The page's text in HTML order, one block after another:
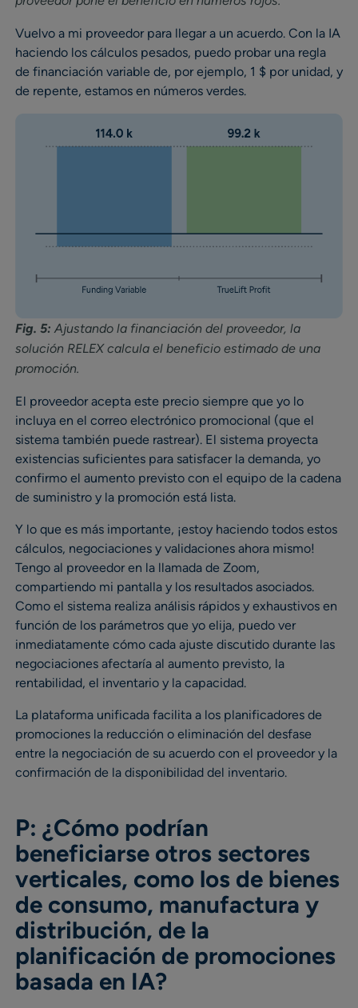
Vuelvo a mi proveedor para llegar a un acuerdo. Con la IA
haciendo los cálculos pesados, puedo probar una regla
de financiación variable de, por ejemplo, 1 $ por unidad, y
de repente, estamos en números verdes.
Fig. 5:Ajustando la financiación del proveedor, la
solución RELEX calcula el beneficio estimado de una
promoción.
El proveedor acepta este precio siempre que yo lo
incluya en el correo electrónico promocional (que el
sistema también puede rastrear). El sistema proyecta
existencias suficientes para satisfacer la demanda, yo
confirmo el aumento previsto con el equipo de la cadena
de suministro y la promoción está lista.
Y lo que es más importante, ¡estoy haciendo todos estos
cálculos, negociaciones y validaciones ahora mismo!
Tengo al proveedor en la llamada de Zoom,
compartiendo mi pantalla y los resultados asociados.
Como el sistema realiza análisis rápidos y exhaustivos en
función de los parámetros que yo elija, puedo ver
inmediatamente cómo cada ajuste discutido durante las
negociaciones afectaría al aumento previsto, la
rentabilidad, el inventario y la capacidad.
La plataforma unificada facilita a los planificadores de
promociones la reducción o eliminación del desfase
entre la negociación de su acuerdo con el proveedor y la
confirmación de la disponibilidad del inventario.
P: ¿Cómo podrían
beneficiarse otros sectores
verticales, como los de bienes
de consumo, manufactura y
distribución, de la
planificación de promociones
basada en IA?